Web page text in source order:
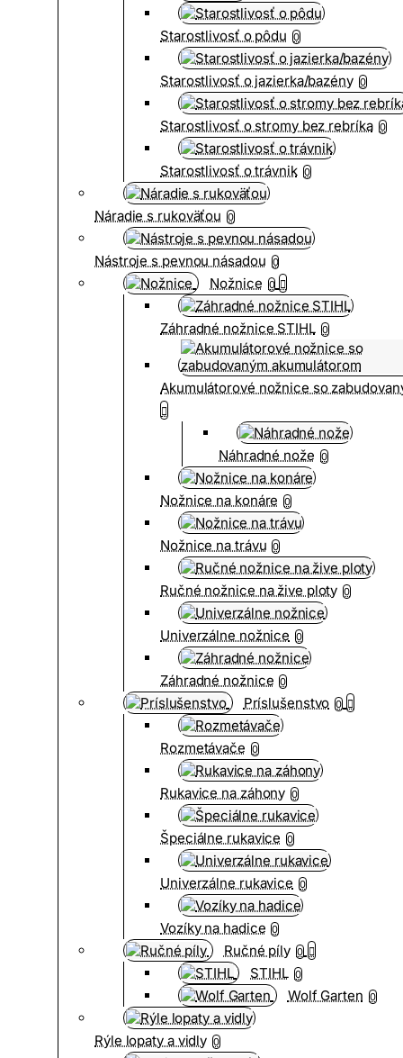
Starostlivosť o pôdu 0
Starostlivosť o jazierka/bazény 0
Starostlivosť o stromy bez rebríka 0
Starostlivosť o trávnik 0
Náradie s rukoväťou 0
Nástroje s pevnou násadou 0
Nožnice 0
Záhradné nožnice STIHL 0
Akumulátorové nožnice so
Náhradné nože 0
Nožnice na konáre 0
Nožnice na trávu 0
Ručné nožnice na žive ploty 0
Univerzálne nožnice 0
Záhradné nožnice 0
Príslušenstvo 0
Rozmetávače 0
Rukavice na záhony 0
Špeciálne rukavice 0
Univerzálne rukavice 0
Vozíky na hadice 0
Ručné píly 0
STIHL 0
Wolf Garten 0
Rýle lopaty a vidly 0